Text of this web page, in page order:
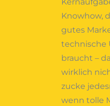
Knowhow,
gutes
technische
braucht –
wirklich
zucke
wenn tolle